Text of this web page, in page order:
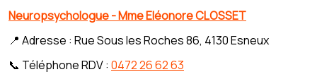
Neuropsychologue - Mme Eléonore CLOSSET
📍 Adresse : Rue Sous les Roches 86, 4130 Esneux
📞 Téléphone RDV : 0472 26 62 63